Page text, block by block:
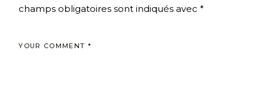
champs obligatoires sont indiqués avec*